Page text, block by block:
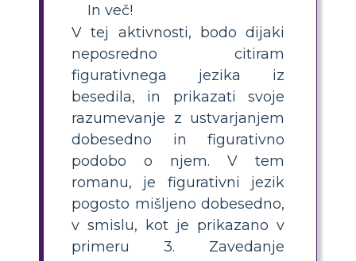
In več!
V tej aktivnosti, bodo dijaki
neposredno citiram
figurativnega jezika iz
besedila, in prikazati svoje
razumevanje z ustvarjanjem
dobesedno in figurativno
podobo o njem. V tem
romanu, je figurativni jezik
pogosto mišljeno dobesedno,
v smislu, kot je prikazano v
primeru 3. Zavedanje